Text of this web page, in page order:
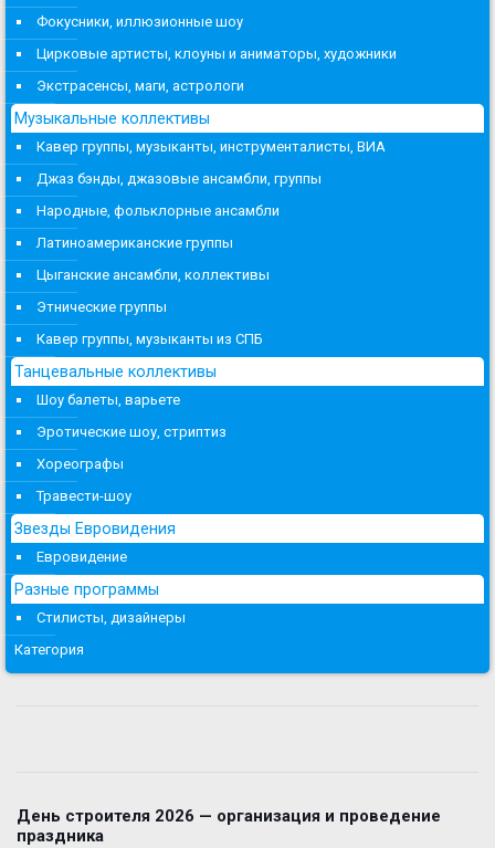
Фокусники, иллюзионные шоу
Цирковые артисты, клоуны и аниматоры, художники
Экстрасенсы, маги, астрологи
Музыкальные коллективы
Кавер группы, музыканты, инструменталисты, ВИА
Джаз бэнды, джазовые ансамбли, группы
Народные, фольклорные ансамбли
Латиноамериканские группы
Цыганские ансамбли, коллективы
Этнические группы
Кавер группы, музыканты из СПБ
Танцевальные коллективы
Шоу балеты, варьете
Эротические шоу, стриптиз
Хореографы
Травести-шоу
Звезды Евровидения
Евровидение
Разные программы
Стилисты, дизайнеры
Категория
День строителя 2026 — организация и проведение
праздника